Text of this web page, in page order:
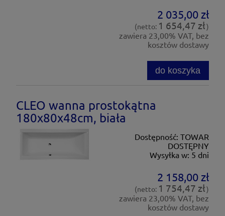
2 035,00 zł
(netto: 1 654,47 zł)
zawiera 23,00% VAT, bez
kosztów dostawy
do koszyka
CLEO wanna prostokątna
180x80x48cm, biała
Dostępność: TOWAR
DOSTĘPNY
Wysyłka w: 5 dni
2 158,00 zł
(netto: 1 754,47 zł)
zawiera 23,00% VAT, bez
kosztów dostawy